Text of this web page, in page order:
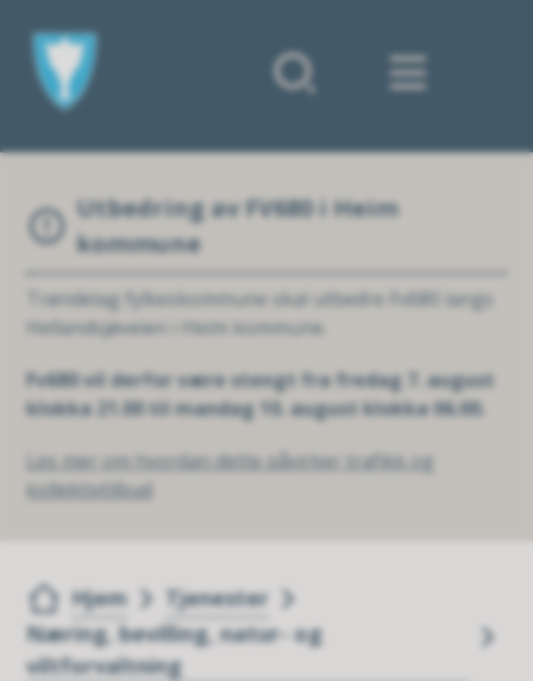
Forsiden
Utbedring av FV680 i Heim
kommune
Trøndelag fylkeskommune skal utbedre Fv680 langs
Hellandsjøveien i Heim kommune.
Fv680 vil derfor være stengt fra fredag 7. august
klokka 21.00 til mandag 10. august klokka 06.00.
Les mer om hvordan dette påvirker trafikk og
kollektivtilbud
Du er her:
Hjem
Tjenester
Næring, bevilling, natur- og
viltforvaltning